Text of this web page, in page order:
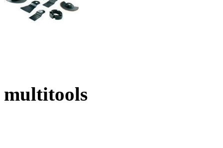
multitools